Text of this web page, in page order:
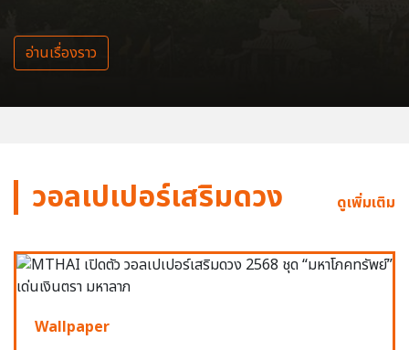
อ่านเรื่องราว
วอลเปเปอร์เสริมดวง ดูเพิ่มเติม
Wallpaper